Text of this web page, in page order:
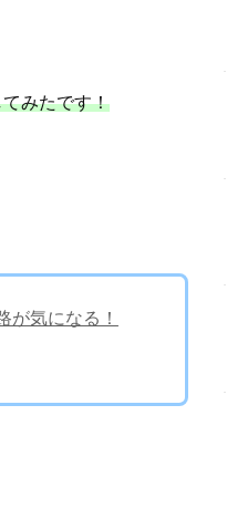
みたです！
が気になる！